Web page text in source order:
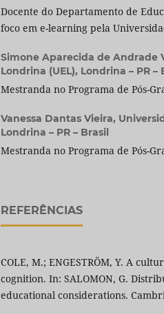
Docente do Departamento de
foco em e-learning pela
Simone Aparecida de Andrade
Londrina (UEL), Londrina – PR –
Mestranda no Programa de Pós-
Vanessa Dantas Vieira,
Londrina – PR – Brasil
Mestranda no Programa de Pós-
REFERÊNCIAS
COLE, M.; ENGESTRÖM, Y. A
cognition. In: SALOMON, G.
educational considerations.